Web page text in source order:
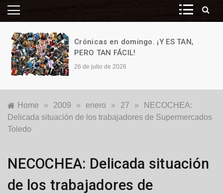
Crónicas en domingo. ¡Y ES TAN,
PERO TAN FÁCIL!
26 de julio de 2026
Home » 2009 » enero » 27 »
NECOCHEA:
Delicada situación de los trabajadores de Supermercados
Toledo
Locales
NECOCHEA: Delicada situación
de los trabajadores de